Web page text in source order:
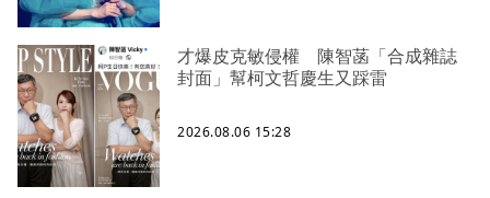
才爆皮克敏侵權 陳智菡「合成雜誌
封面」幫柯文哲慶生又踩雷
2026.08.06 15:28